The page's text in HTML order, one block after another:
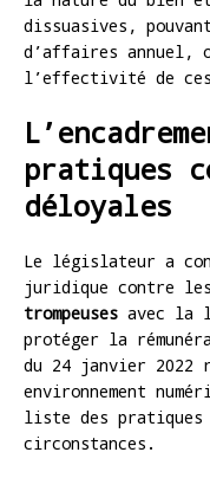
dissuasives,
d’affaires annuel,
l’effectivité de
pratiques
déloyales
Le législateur a
juridique contre les
trompeuses avec la
protéger la
du 24 janvier 2022
environnement
liste des pratiques
circonstances.